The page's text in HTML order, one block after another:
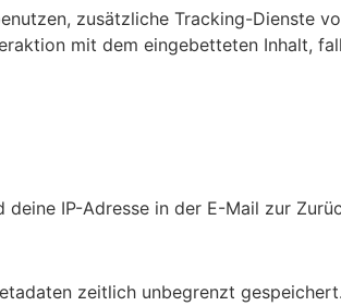
zusätzliche Tracking-Dienste
mit dem eingebetteten Inhalt,
IP-Adresse in der E-Mail zur
zeitlich unbegrenzt